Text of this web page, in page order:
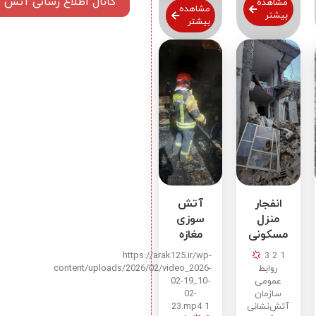
مشاهده
بیشتر
مشاهده
بیشتر
انفجار
منزل
مسکونی
کوی
سجادیه
(باغ
خلج)
1 2 3
روابط
عمومی
سازمان
آتش‌نشانی
آتش
سوزی
مغازه
فروش
لوازم
یدکی
موتور در
خیابان
https://arak125.ir/wp-
content/uploads/2026/02/video_2026-
02-19_10-
02-
23.mp4 1